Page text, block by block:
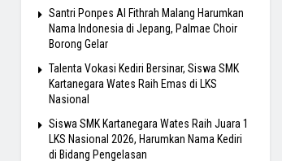
Santri Ponpes Al Fithrah Malang Harumkan
Nama Indonesia di Jepang, Palmae Choir
Borong Gelar
Talenta Vokasi Kediri Bersinar, Siswa SMK
Kartanegara Wates Raih Emas di LKS
Nasional
Siswa SMK Kartanegara Wates Raih Juara 1
LKS Nasional 2026, Harumkan Nama Kediri
di Bidang Pengelasan